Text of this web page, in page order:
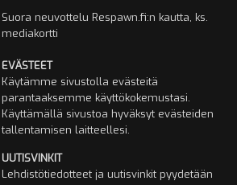
Suora neuvottelu Respawn.fi:n kautta, ks.
mediakortti
EVÄSTEET
Käytämme sivustolla evästeitä
parantaaksemme käyttökokemustasi.
Käyttämällä sivustoa hyväksyt evästeiden
tallentamisen laitteellesi.
UUTISVINKIT
Lehdistötiedotteet ja uutisvinkit pyydetään